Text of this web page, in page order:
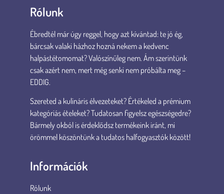
Rólunk
Ébredtél már úgy reggel, hogy azt kívántad: te jó ég,
bárcsak valaki házhoz hozná nekem a kedvenc
halpástétomomat? Valószínűleg nem. Ám szerintünk
csak azért nem, mert még senki nem próbálta meg –
EDDIG.
Szereted a kulináris élvezeteket? Értékeled a prémium
kategóriás ételeket? Tudatosan figyelsz egészségedre?
Bármely okból is érdeklődsz termékeink iránt, mi
örömmel köszöntünk a tudatos halfogyasztók között!
Információk
Rólunk